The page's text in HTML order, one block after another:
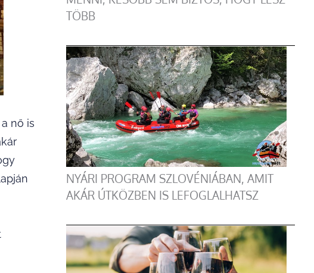
nő is
TÖBB
NYÁRI PROGRAM SZLOVÉNIÁBAN, AMIT
AKÁR ÚTKÖZBEN IS LEFOGLALHATSZ